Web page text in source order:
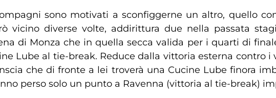
sono motivati a sconfiggerne un altro, quello
vicino diverse volte, addirittura due nella passata
di Monza che in quella secca valida per i quarti di
Lube al tie-break. Reduce dalla vittoria esterna contro i
che di fronte a lei troverà una Cucine Lube finora
perso solo un punto a Ravenna (vittoria al tie-break)